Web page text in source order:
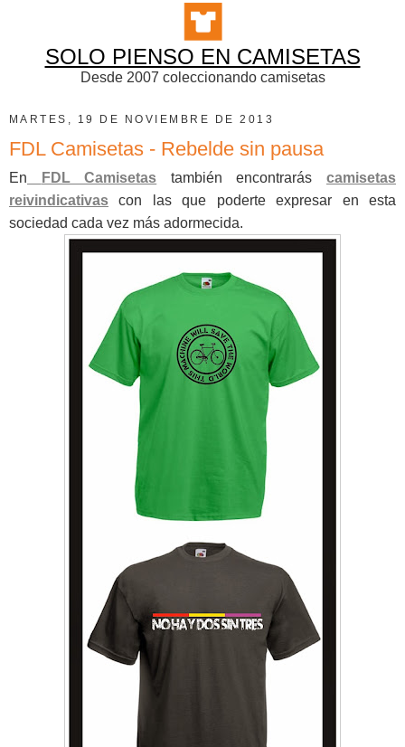
SOLO PIENSO EN CAMISETAS
Desde 2007 coleccionando camisetas
MARTES, 19 DE NOVIEMBRE DE 2013
FDL Camisetas - Rebelde sin pausa
En FDL Camisetas también encontraráscamisetas
reivindicativas
con las que poderte expresar en esta
sociedad cada vez más adormecida.